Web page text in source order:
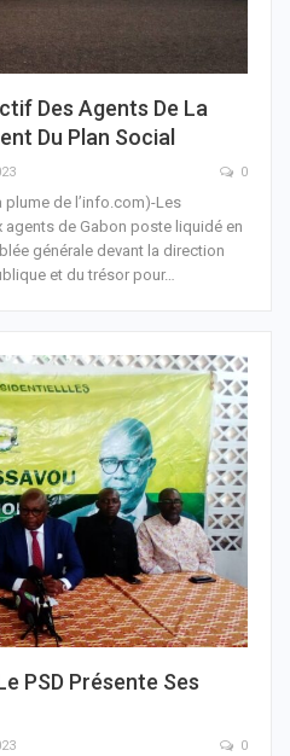
Des Agents De La
Du Plan Social
0
plume de l’info.com)-Les
de Gabon poste liquidé en
générale devant la direction
et du trésor pour…
PSD Présente Ses
0